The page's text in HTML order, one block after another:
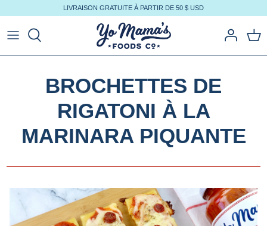
au
contenu
LIVRAISON GRATUITE À PARTIR DE 50 $ USD
BROCHETTES DE
RIGATONI À LA
MARINARA PIQUANTE